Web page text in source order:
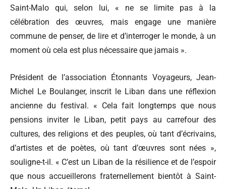
Saint-Malo qui, selon lui, « ne se limite pas à la
célébration des œuvres, mais engage une manière
commune de penser, de lire et d’interroger le monde, à un
moment où cela est plus nécessaire que jamais ».
Président de l’association Étonnants Voyageurs, Jean-
Michel Le Boulanger, inscrit le Liban dans une réflexion
ancienne du festival. « Cela fait longtemps que nous
pensions inviter le Liban, petit pays au carrefour des
cultures, des religions et des peuples, où tant d’écrivains,
d’artistes et de poètes, où tant d’œuvres sont nées »,
souligne-t-il. « C’est un Liban de la résilience et de l’espoir
que nous accueillerons fraternellement bientôt à Saint-